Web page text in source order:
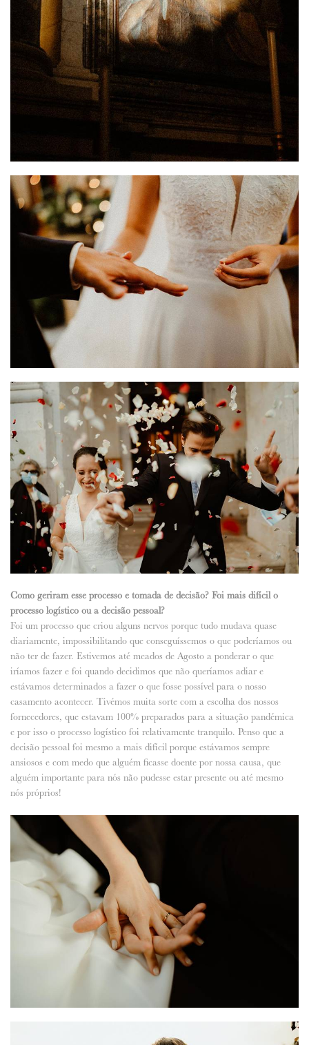
Como geriram esse processo e tomada de decisão? Foi mais difícil o
processo logístico ou a decisão pessoal?
Foi um processo que criou alguns nervos porque tudo mudava quase
diariamente, impossibilitando que conseguíssemos o que poderíamos ou
não ter de fazer. Estivemos até meados de Agosto a ponderar o que
iríamos fazer e foi quando decidimos que não queríamos adiar e
estávamos determinados a fazer o que fosse possível para o nosso
casamento acontecer. Tivémos muita sorte com a escolha dos nossos
fornecedores, que estavam 100% preparados para a situação pandémica
e por isso o processo logístico foi relativamente tranquilo. Penso que a
decisão pessoal foi mesmo a mais difícil porque estávamos sempre
ansiosos e com medo que alguém ficasse doente por nossa causa, que
alguém importante para nós não pudesse estar presente ou até mesmo
nós próprios!